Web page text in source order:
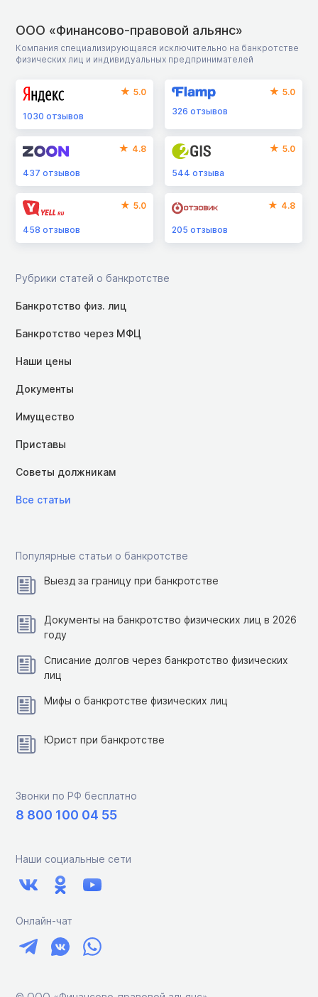
ООО «Финансово-правовой альянс»
Компания специализирующаяся исключительно на банкротстве
физических лиц и индивидуальных предпринимателей
5.0
1030 отзывов
5.0
326отзывов
4.8
437 отзывов
5.0
544отзыва
5.0
458 отзывов
4.8
205отзывов
Рубрики статей о банкротстве
Банкротство физ. лиц
Банкротство через МФЦ
Наши цены
Документы
Имущество
Приставы
Советы должникам
Все статьи
Популярные статьи о банкротстве
Выезд за границу при банкротстве
Документы на банкротство физических лиц в 2026
году
Списание долгов через банкротство физических
лиц
Мифы о банкротстве физических лиц
Юрист при банкротстве
Звонки по РФ бесплатно
8 800 100 04 55
Наши социальные сети
Онлайн-чат